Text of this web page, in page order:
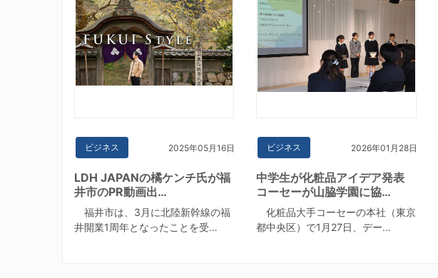
ビジネス 2025年05月16日
LDH JAPANの橘ケンチ氏が福
井市のPR動画出…
福井市は、3月に北陸新幹線の福
井開業1周年となったことを受…
ビジネス 2026年01月28日
中学生が化粧品アイデア発表
コーセーが山脇学園に協…
化粧品大手コーセーの本社（東京
都中央区）で1月27日、デー…